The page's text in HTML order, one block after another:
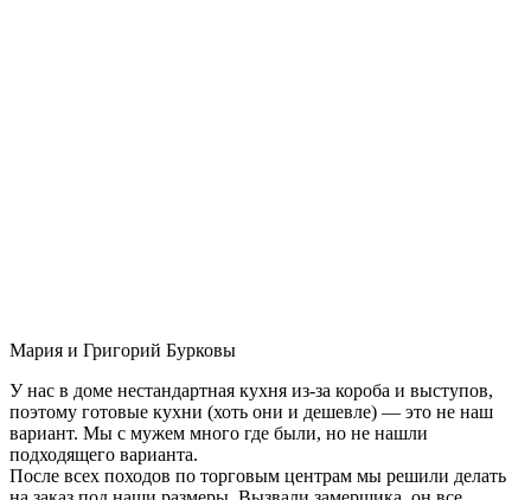
Мария и Григорий Бурковы
У нас в доме нестандартная кухня из-за короба и выступов,
поэтому готовые кухни (хоть они и дешевле) — это не наш
вариант. Мы с мужем много где были, но не нашли
подходящего варианта.
После всех походов по торговым центрам мы решили делать